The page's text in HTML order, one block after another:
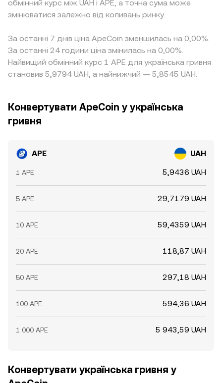
обмінний курс між UAH і APE, а точна сума може
змінюватися залежно від коливань ринку.
За останні 7 днів ціна ApeCoin зменшилась на 0,00%.
За останні 24 години ціна змінилась на 0,00%.
Найвищий обмінний курс 1 APE для українська гривня
становив 5,9794 UAH, а найнижчий — 5,8545 UAH.
Конвертувати ApeCoin у українська
гривня
APE UAH
1 APE 5,9436 UAH
5 APE 29,7179 UAH
10 APE 59,4359 UAH
20 APE 118,87 UAH
50 APE 297,18 UAH
100 APE 594,36 UAH
1 000 APE 5 943,59 UAH
Конвертувати українська гривня у